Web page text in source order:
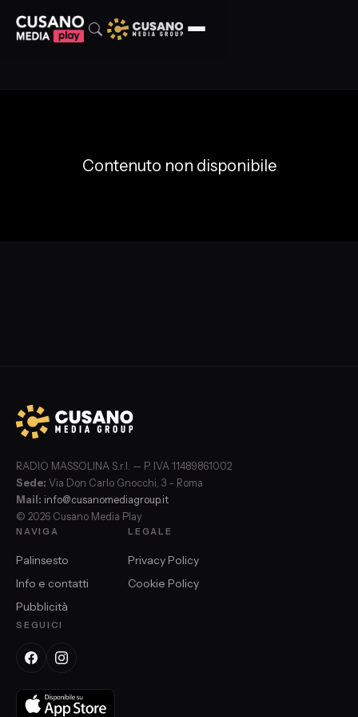
Contenuto non disponibile
RADIO MASSOLINA S.r.l. — P. IVA 11489861002
Sede: Via Don Carlo Gnocchi, 3 – Roma
Mail: info@cusanomediagroup.it
© 2026 Cusano Media Play
NAVIGA
Palinsesto
Info e contatti
Pubblicità
LEGALE
Privacy Policy
Cookie Policy
SEGUICI